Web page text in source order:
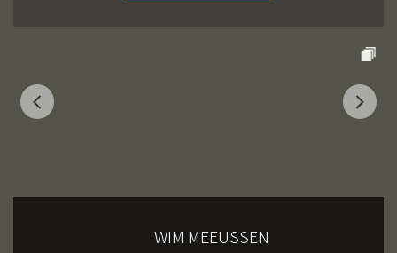
WIM MEEUSSEN